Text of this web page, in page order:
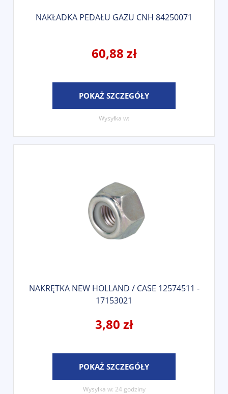
NAKŁADKA PEDAŁU GAZU CNH 84250071
60,88 zł
POKAŻ SZCZEGÓŁY
Wysyłka w:
NAKRĘTKA NEW HOLLAND / CASE 12574511 -
17153021
3,80 zł
POKAŻ SZCZEGÓŁY
Wysyłka w: 24 godziny